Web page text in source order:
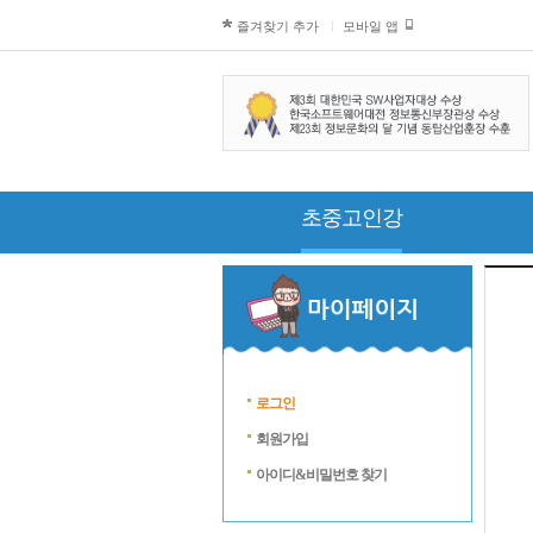
즐겨찾기 추가 모바일 앱
초중고인강
로그인
회원가입
아이디&비밀번호 찾기